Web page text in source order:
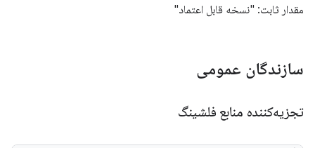
مقدار ثابت: "نسخه قابل اعتماد"
سازندگان عمومی
تجزیه‌کننده منابع فلشینگ